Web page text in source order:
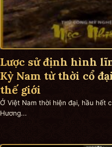
Lược sử định hình
Kỳ Nam từ thời cổ
thế giới
Ở Việt Nam thời hiện đại, hầu hết
Hương...